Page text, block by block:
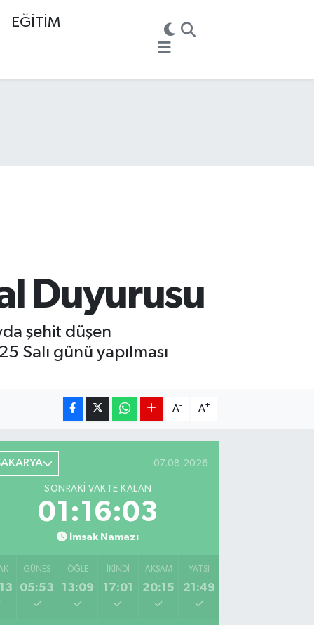
EĞİTİM
Duyurusu
şehit düşen
Salı günü yapılması
A- A+
07.08.2026
SONRAKI VAKTE KALAN
01:16:02
İmsak Namazı
GÜNEŞ
05:53
ÖĞLE
13:09
İKINDI
17:01
AKŞAM
20:15
YATSI
21:49